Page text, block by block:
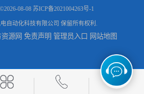
汽车坐垫压纹压花机规格 单头大台面凹凸压花机 现货供应 浙江布料凹凸4d压纹机生产厂家 服装凹凸4d压纹植胶机 经济实惠
08-08 苏ICP备2021004263号-1
自动化科技有限公司 保留所有权利.
资源网 免责声明 管理员入口 网站地图